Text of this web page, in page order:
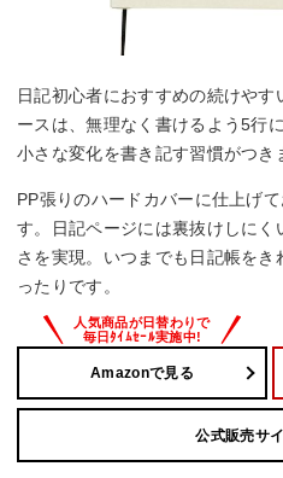
日記初心者におすすめの続けや
ースは、無理なく書けるよう5行
小さな変化を書き記す習慣がつき
PP張りのハードカバーに仕上げ
す。日記ページには裏抜けしに
さを実現。いつまでも日記帳を
ったりです。
Amazonで見る
公式販売サ